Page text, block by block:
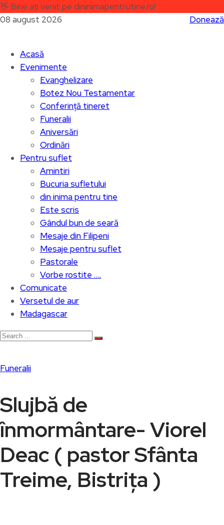
👋 Bine ați venit pe dininimapentrutine.ro!
08 august 2026
Donează
Acasă
Evenimente
Evanghelizare
Botez Nou Testamentar
Conferință tineret
Funeralii
Aniversări
Ordinări
Pentru suflet
Amintiri
Bucuria sufletului
din inima pentru tine
Este scris
Gândul bun de seară
Mesaje din Filipeni
Mesaje pentru suflet
Pastorale
Vorbe rostite ….
Comunicate
Versetul de aur
Madagascar
Funeralii
Slujbă de
înmormântare- Viorel
Deac ( pastor Sfânta
Treime, Bistrița )